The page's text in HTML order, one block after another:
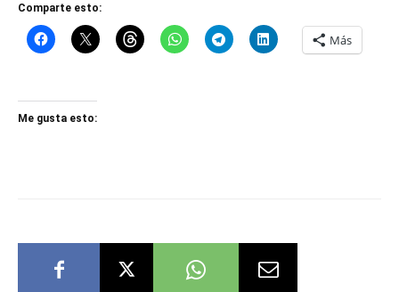
Comparte esto:
Más
Me gusta esto: